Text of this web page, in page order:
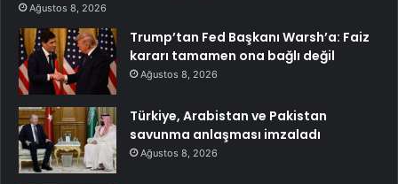
Ağustos 8, 2026
Trump’tan Fed Başkanı Warsh’a: Faiz
kararı tamamen ona bağlı değil
Ağustos 8, 2026
Türkiye, Arabistan ve Pakistan
savunma anlaşması imzaladı
Ağustos 8, 2026